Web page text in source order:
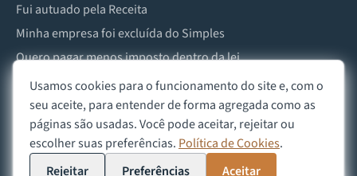
Fui autuado pela Receita
Minha empresa foi excluída do Simples
Quero pagar menos imposto dentro da lei
Preciso lidar com imposto de herança ou doação
2026Advocacia Custódio
Política de Privacidade Política de Cookies Aviso Legal
Usamos cookies para o funcionamento do site e, com o
seu aceite, para entender de forma agregada como as
páginas são usadas. Você pode aceitar, rejeitar ou
escolher suas preferências. Política de Cookies.
Rejeitar
Preferências Aceitar